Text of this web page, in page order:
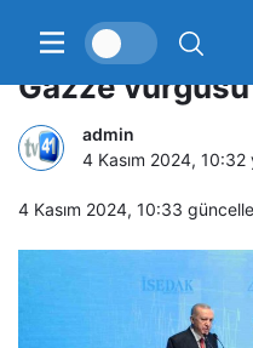
Gazze vurgusu
admin
4 Kasım 2024, 10:32
4 Kasım 2024, 10:33